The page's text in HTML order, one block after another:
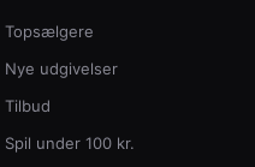
Topsælgere
Nye udgivelser
Tilbud
Spil under 100 kr.